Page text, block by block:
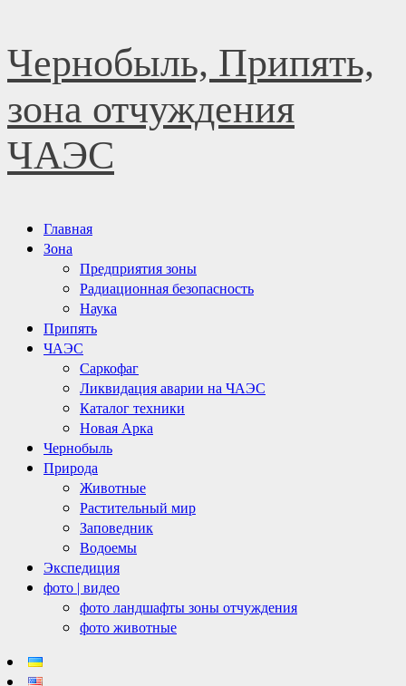
Перейти
к
содержимому
Чернобыль, Припять,
зона отчуждения
ЧАЭС
Основное
меню
Главная
Зона
Предприятия зоны
Радиационная безопасность
Наука
Припять
ЧАЭС
Саркофаг
Ликвидация аварии на ЧАЭС
Каталог техники
Новая Арка
Чернобыль
Природа
Животные
Растительный мир
Заповедник
Водоемы
Экспедиция
фото | видео
фото ландшафты зоны отчуждения
фото животные